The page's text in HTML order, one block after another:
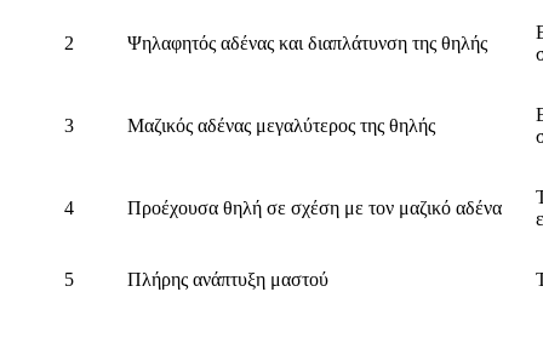
2 Ψηλαφητός αδένας και διαπλάτυνση της θηλής
3 Μαζικός αδένας μεγαλύτερος της θηλής
4 Προέχουσα θηλή σε σχέση με τον μαζικό αδένα
5 Πλήρης ανάπτυξη μαστού